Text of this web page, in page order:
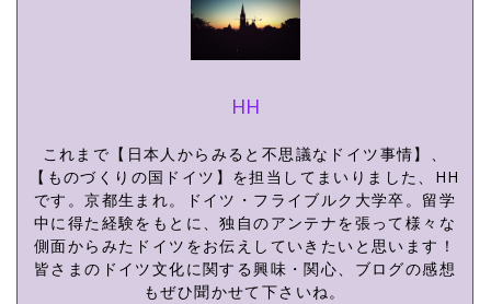
HH
これまで【日本人からみると不思議なドイツ事情】、
【ものづくりの国ドイツ】を担当してまいりました、HH
です。京都生まれ。ドイツ・フライブルク大学卒。留学
中に得た経験をもとに、独自のアンテナを張って様々な
側面からみたドイツをお伝えしていきたいと思います！
皆さまのドイツ文化に関する興味・関心、ブログの感想
もぜひ聞かせて下さいね。